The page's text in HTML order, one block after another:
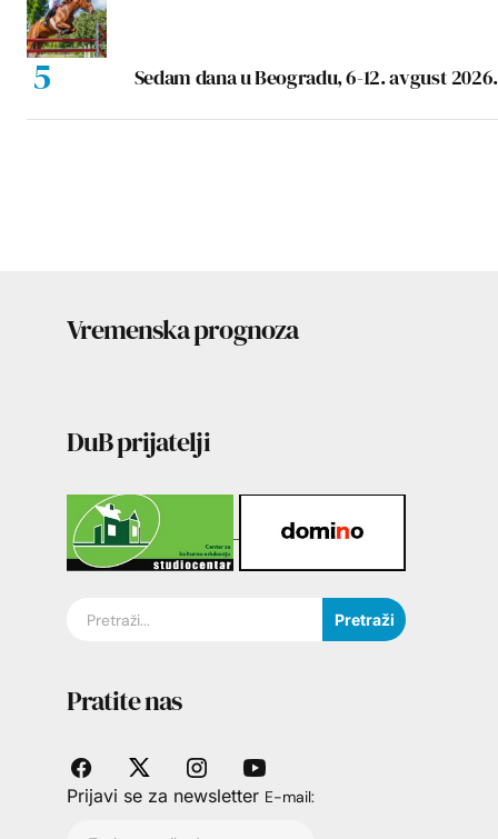
Sedam dana u Beogradu, 6-12. avgust 2026.
Vremenska prognoza
DuB prijatelji
Pretraži
Pratite nas
Prijavi se za newsletter E-mail: